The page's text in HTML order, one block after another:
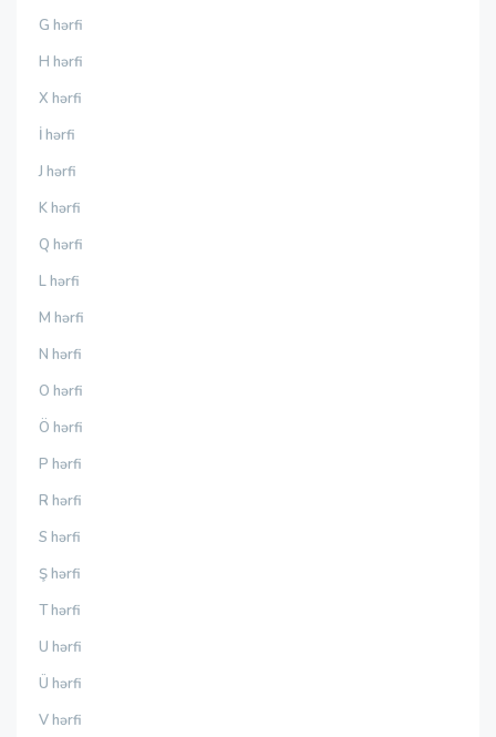
G hərfi
H hərfi
X hərfi
İ hərfi
J hərfi
K hərfi
Q hərfi
L hərfi
M hərfi
N hərfi
O hərfi
Ö hərfi
P hərfi
R hərfi
S hərfi
Ş hərfi
T hərfi
U hərfi
Ü hərfi
V hərfi